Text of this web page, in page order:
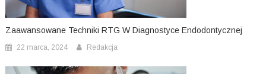
Zaawansowane Techniki RTG W Diagnostyce Endodontycznej
22 marca, 2024 Redakcja